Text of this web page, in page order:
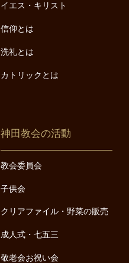
イエス・キリスト
信仰とは
洗礼とは
カトリックとは
神田教会の活動
教会委員会
子供会
クリアファイル・野菜の販売
成人式・七五三
敬老会お祝い会